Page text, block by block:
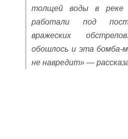
толщей воды в реке
работали под
вражеских
обошлось и эта бомба-
не навредит» —